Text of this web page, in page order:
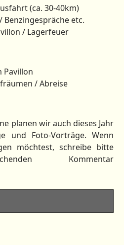
(ca. 30-40km)
Benzingespräche etc.
/ Lagerfeuer
Pavillon
/ Abreise
planen wir auch dieses Jahr
und Foto-Vorträge. Wenn
möchtest, schreibe bitte
Kommentar